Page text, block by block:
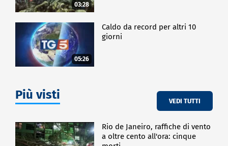
03:28
05:26
Caldo da record per altri 10
giorni
Più visti VEDI TUTTI
Rio de Janeiro, raffiche di vento
a oltre cento all'ora: cinque